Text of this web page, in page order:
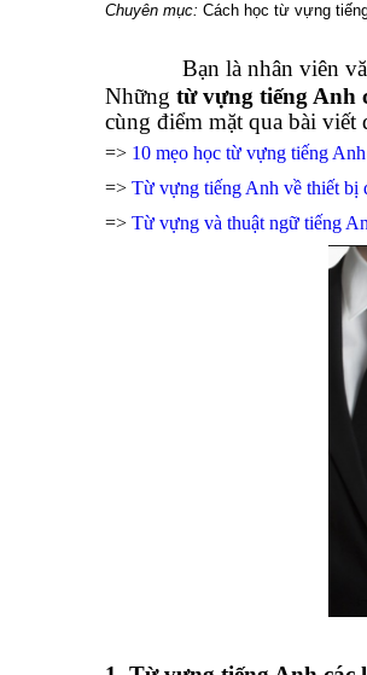
Chuyên mục: Cách học từ vựng
Bạn là nhân viên
Những từ vựng tiếng Anh
cùng điểm mặt qua bài viết
=> 10 mẹo học từ vựng tiếng Anh
=> Từ vựng tiếng Anh về thiết bị
=> Từ vựng và thuật ngữ tiếng